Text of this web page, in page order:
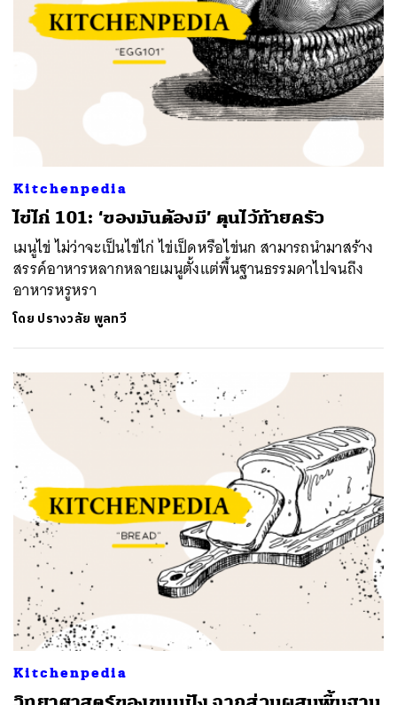
Kitchenpedia
ไข่ไก่ 101: ‘ของมันต้องมี’ ตุนไว้ท้ายครัว
เมนูไข่ ไม่ว่าจะเป็นไข่ไก่ ไข่เป็ดหรือไข่นก สามารถนำมาสร้าง
สรรค์อาหารหลากหลายเมนูตั้งแต่พื้นฐานธรรมดาไปจนถึง
อาหารหรูหรา
โดย ปรางวลัย พูลทวี
Kitchenpedia